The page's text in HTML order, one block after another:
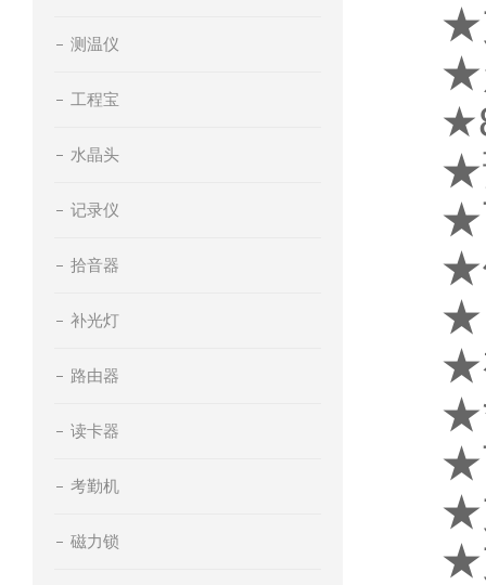
测温仪
工程宝
水晶头
记录仪
拾音器
补光灯
路由器
读卡器
考勤机
磁力锁
★
★
★
★
★
★
★
★
★
★
★